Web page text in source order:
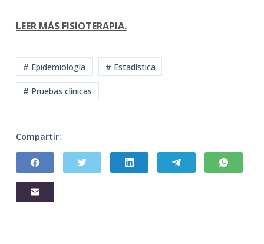
LEER MÁS FISIOTERAPIA.
# Epidemiología # Estadística
# Pruebas clínicas
Compartir: